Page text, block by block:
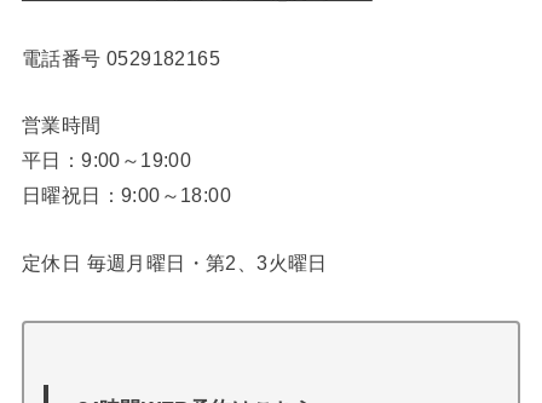
電話番号 0529182165
営業時間
平日：9:00～19:00
日曜祝日：9:00～18:00
定休日 毎週月曜日・第2、3火曜日